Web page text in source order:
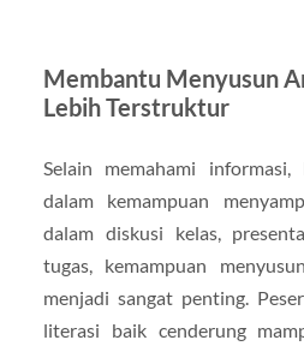
Membantu Menyusun
Lebih Terstruktur
Selain memahami
dalam kemampuan
dalam diskusi kelas,
tugas, kemampuan
menjadi sangat penting.
literasi baik cenderung